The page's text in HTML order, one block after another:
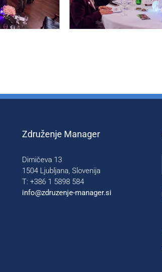
Združenje Manager
Dimičeva 13
1504 Ljubljana, Slovenija
T: +386 1 5898 584
info@zdruzenje-manager.si